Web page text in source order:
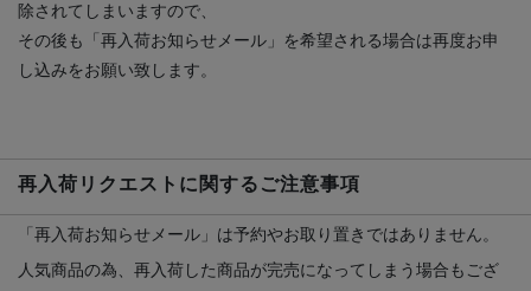
除されてしまいますので、
その後も「再入荷お知らせメール」を希望される場合は再度お申
し込みをお願い致します。
再入荷リクエストに関するご注意事項
「再入荷お知らせメール」は予約やお取り置きではありません。
人気商品の為、再入荷した商品が完売になってしまう場合もござ